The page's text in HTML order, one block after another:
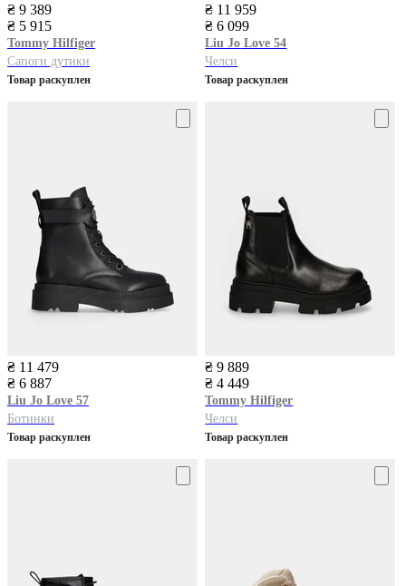
₴ 9 389
₴ 5 915
Tommy Hilfiger
Сапоги дутики
Товар раскуплен
₴ 11 959
₴ 6 099
Liu Jo Love 54
Челси
Товар раскуплен
₴ 11 479
₴ 6 887
Liu Jo Love 57
Ботинки
Товар раскуплен
₴ 9 889
₴ 4 449
Tommy Hilfiger
Челси
Товар раскуплен